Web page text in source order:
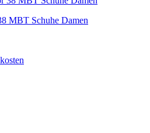
MBT Schuhe Damen